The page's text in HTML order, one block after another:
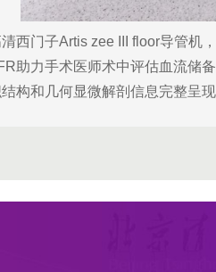
门子Artis zee III floor导管机
助力手术医师术中评估血流储
构和几何显微解剖信息完整呈